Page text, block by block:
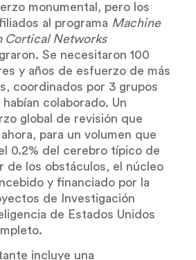
monumental, pero los
al programa Machine
Cortical Networks
Se necesitaron 100
y años de esfuerzo de más
coordinados por 3 grupos
colaborado. Un
global de revisión que
para un volumen que
0.2% del cerebro típico de
de los obstáculos, el núcleo
y financiado por la
de Investigación
de Estados Unidos
incluye una